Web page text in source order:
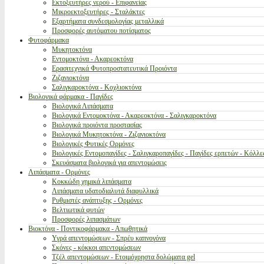
Εκτοξευτήρες νερού - Επιφανείας
Μικροεκτοξευτήρες - Σταλάκτες
Εξαρτήματα συνδεσμολογίας μεταλλικά
Προσφορές αυτόματου ποτίσματος
Φυτοφάρμακα
Μυκητοκτόνα
Εντομοκτόνα - Ακαρεοκτόνα
Ερασιτεχνικά Φυτοπροστατευτικά Προιόντα
Ζιζανιοκτόνα
Σαλιγκαροκτόνα - Κοχλιοκτόνα
Βιολογικά φάρμακα - Παγίδες
Βιολογικά Λιπάσματα
Βιολογικά Εντομοκτόνα - Ακαρεοκτόνα - Σαλιγκαροκτόνα
Βιολογικά προιόντα προστασίας
Βιολογικά Μυκητοκτόνα - Ζιζανιοκτόνα
Βιολογικές Φυτικές Ορμόνες
Βιολογικές Εντομοπαγίδες - Σαλιγκαροπαγίδες - Παγίδες ερπετών -
Σκευάσματα βιολογικά για απεντομώσεις
Λιπάσματα - Ορμόνες
Κοκκώδη χημικά λιπάσματα
Λιπάσματα υδατοδιαλυτά διαφυλλικά
Ρυθμιστές ανάπτυξης - Ορμόνες
Βελτιωτικά φυτών
Προσφορές λιπασμάτων
Βιοκτόνα - Ποντικοφάρμακα - Απωθητικά
Υγρά απεντομώσεων - Σπρέυ καπνογόνα
Σκόνες - κόκκοι απεντομώσεων
Τζέλ απεντομώσεων - Ετοιμόχρηστα δολώματα gel